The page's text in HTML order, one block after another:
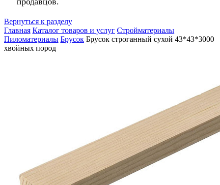
Вернуться к разделу
Главная Каталог товаров и услуг Стройматериалы
Пиломатериалы Брусок Брусок строганный сухой 43*43*3000
хвойных пород